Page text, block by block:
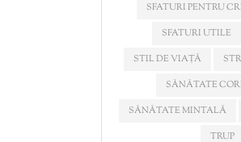
SFATURI PENTRU
SFATURI UTILE
STIL DE VIAȚĂ
SĂNĂTATE
SĂNĂTATE MINTALĂ
TRUP